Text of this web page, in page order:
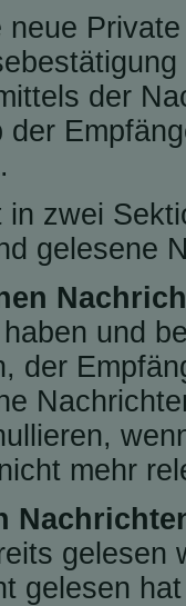
neue
der
der
in zwei
gelesene
und
der
mehr
gelesen
gelesen